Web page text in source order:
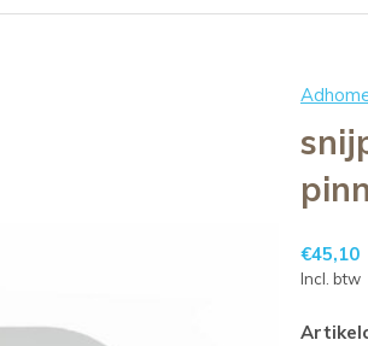
€45,10
Incl. btw